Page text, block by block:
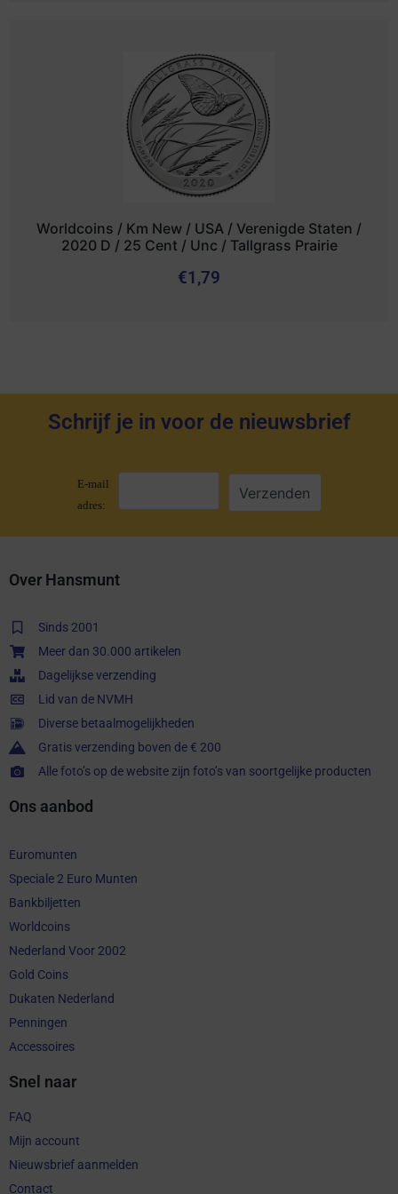
Worldcoins / Km New / USA / Verenigde Staten /
2020 D / 25 Cent / Unc / Tallgrass Prairie
€1,79
Schrijf je in voor de nieuwsbrief
E-mail
adres:
Over Hansmunt
Sinds 2001
Meer dan 30.000 artikelen
Dagelijkse verzending
Lid van de NVMH
Diverse betaalmogelijkheden
Gratis verzending boven de € 200
Alle foto’s op de website zijn foto’s van soortgelijke producten
Ons aanbod
Euromunten
Speciale 2 Euro Munten
Bankbiljetten
Worldcoins
Nederland Voor 2002
Gold Coins
Dukaten Nederland
Penningen
Accessoires
Snel naar
FAQ
Mijn account
Nieuwsbrief aanmelden
Contact